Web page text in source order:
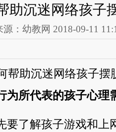
助沉迷网络孩子
源：幼教网 2018-09-11
帮助沉迷网络孩子摆
所代表的孩子心理
了解孩子游戏和上